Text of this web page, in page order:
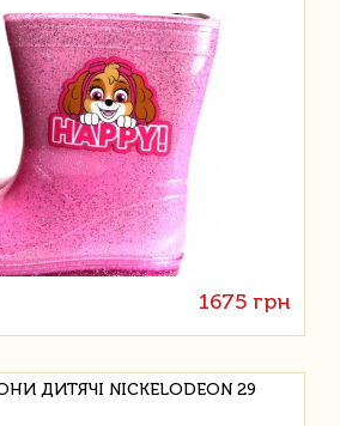
1675 грн
ДИТЯЧІ NICKELODEON 29